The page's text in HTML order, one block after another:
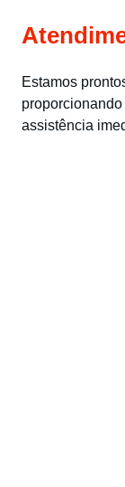
Estamos
assistência